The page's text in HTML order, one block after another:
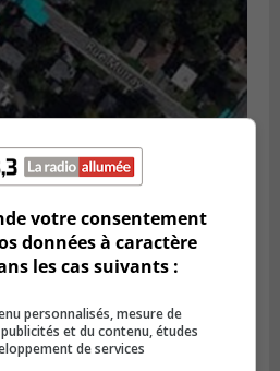
s’armer contre les
votre consentement
données à caractère
les cas suivants :
personnalisés, mesure de
et du contenu, études
de services